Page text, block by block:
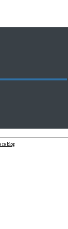
ce blog